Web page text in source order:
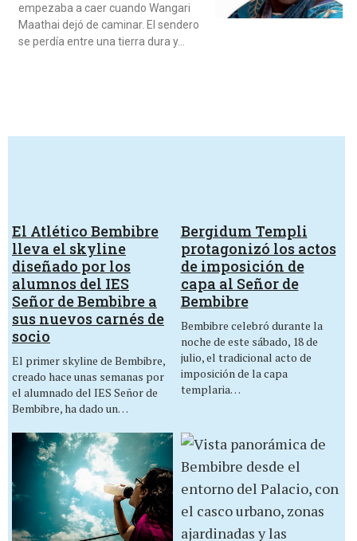
empezaba a caer cuando Wangari
Maathai dejó de caminar. El sendero
se perdía entre una tierra dura y…
El Atlético Bembibre
lleva el skyline
diseñado por los
alumnos del IES
Señor de Bembibre a
sus nuevos carnés de
socio
El primer skyline de Bembibre,
creado hace unas semanas por
el alumnado del IES Señor de
Bembibre, ha dado un…
Bergidum Templi
protagonizó los actos
de imposición de
capa al Señor de
Bembibre
Bembibre celebró durante la
noche de este sábado, 18 de
julio, el tradicional acto de
imposición de la capa
templaria…